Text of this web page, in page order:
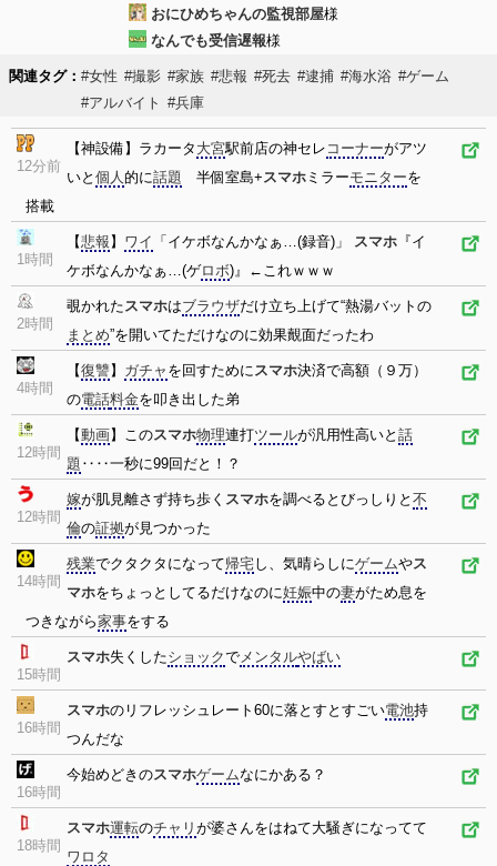
おにひめちゃんの監視部屋様
なんでも受信遅報様
関連タグ： #女性 #撮影 #家族 #悲報 #死去 #逮捕 #海水浴 #ゲーム
#アルバイト #兵庫
12分前
【神設備】ラカータ 大宮駅前店の神セレ コーナーがアツ
いと 個人的に話題 半個室島+スマホ ミラーモニターを
搭載
1時間
【悲報 】 ワイ 「イケボなんかなぁ…(録音)」 スマホ 『イ
ケボなんかなぁ…(ゲロボ)』←これｗｗｗ
2時間
覗かれたスマホはブラウザだけ立ち上げて“熱湯バットの
まとめ”を開いてただけなのに効果覿面だったわ
4時間
【復讐 】 ガチャ を回すためにスマホ決済で高額（９万）
の電話料金を叩き出した弟
12時間
【動画】このスマホ物理連打ツールが汎用性高いと 話
題 ‥‥一秒に99回だと！？
12時間
嫁が肌見離さず持ち歩く スマホを調べるとびっしりと 不
倫の証拠が見つかった
14時間
残業でクタクタになって帰宅し、気晴らしにゲームやス
マホをちょっとしてるだけなのに妊娠中の妻がため息を
つきながら家事をする
15時間
スマホ失くしたショックでメンタルやばい
16時間
スマホのリフレッシュレート60に落とすとすごい電池持
つんだな
16時間
今始めどきのスマホゲームなにかある？
18時間
スマホ運転のチャリ が婆さんをはねて大騒ぎになってて
ワロタ